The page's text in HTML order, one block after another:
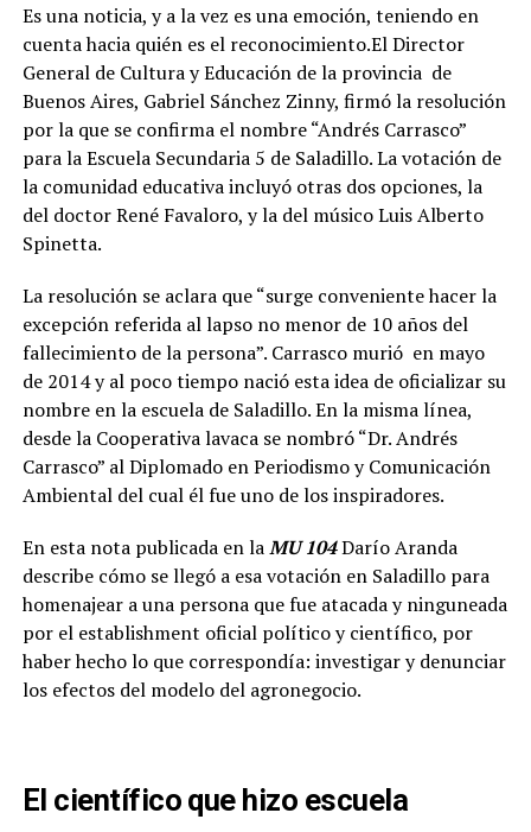
Es una noticia, y a la vez es una emoción, teniendo en
cuenta hacia quién es el reconocimiento.El Director
General de Cultura y Educación de la provincia de
Buenos Aires, Gabriel Sánchez Zinny, firmó la resolución
por la que se confirma el nombre “Andrés Carrasco”
para la Escuela Secundaria 5 de Saladillo. La votación de
la comunidad educativa incluyó otras dos opciones, la
del doctor René Favaloro, y la del músico Luis Alberto
Spinetta.
La resolución se aclara que “surge conveniente hacer la
excepción referida al lapso no menor de 10 años del
fallecimiento de la persona”. Carrasco murió en mayo
de 2014 y al poco tiempo nació esta idea de oficializar su
nombre en la escuela de Saladillo. En la misma línea,
desde la Cooperativa lavaca se nombró “Dr. Andrés
Carrasco” al Diplomado en Periodismo y Comunicación
Ambiental del cual él fue uno de los inspiradores.
En esta nota publicada en laMU 104Darío Aranda
describe cómo se llegó a esa votación en Saladillo para
homenajear a una persona que fue atacada y ninguneada
por el establishment oficial político y científico, por
haber hecho lo que correspondía: investigar y denunciar
los efectos del modelo del agronegocio.
El científico que hizo escuela